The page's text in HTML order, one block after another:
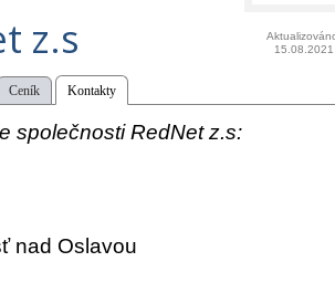
z.s
15.08.2021
Ceník Kontakty
společnosti RedNet z.s:
nad Oslavou